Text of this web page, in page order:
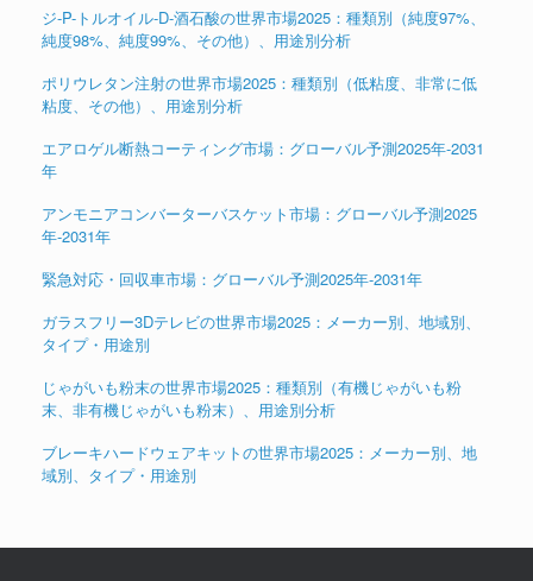
ジ-P-トルオイル-D-酒石酸の世界市場2025：種類別（純度97%、
純度98%、純度99%、その他）、用途別分析
ポリウレタン注射の世界市場2025：種類別（低粘度、非常に低
粘度、その他）、用途別分析
エアロゲル断熱コーティング市場：グローバル予測2025年-2031
年
アンモニアコンバーターバスケット市場：グローバル予測2025
年-2031年
緊急対応・回収車市場：グローバル予測2025年-2031年
ガラスフリー3Dテレビの世界市場2025：メーカー別、地域別、
タイプ・用途別
じゃがいも粉末の世界市場2025：種類別（有機じゃがいも粉
末、非有機じゃがいも粉末）、用途別分析
ブレーキハードウェアキットの世界市場2025：メーカー別、地
域別、タイプ・用途別